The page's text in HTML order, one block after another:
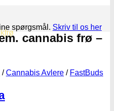
spørgsmål. Skriv til os her
cannabis frø –
/ Cannabis Avlere / FastBuds